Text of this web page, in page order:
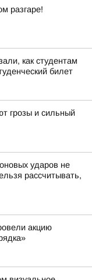
разгаре!
как студентам
билет
грозы и сильный
ударов не
рассчитывать,
акцию